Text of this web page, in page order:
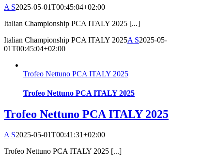
A S2025-05-01T00:45:04+02:00
Italian Championship PCA ITALY 2025 [...]
Italian Championship PCA ITALY 2025A S2025-05-
01T00:45:04+02:00
Trofeo Nettuno PCA ITALY 2025
Trofeo Nettuno PCA ITALY 2025
Trofeo Nettuno PCA ITALY 2025
A S2025-05-01T00:41:31+02:00
Trofeo Nettuno PCA ITALY 2025 [...]